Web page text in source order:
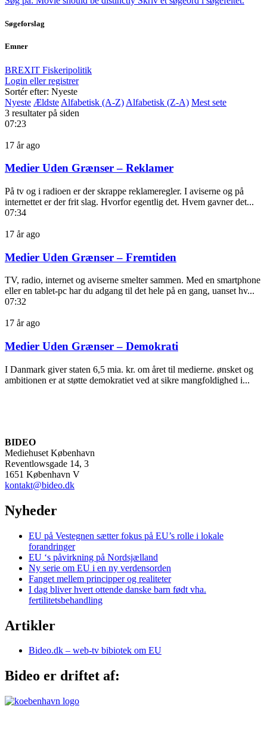
Søgeforslag
Emner
BREXIT Fiskeripolitik
Login eller registrer
Sortér efter: Nyeste
Nyeste Ældste Alfabetisk (A-Z) Alfabetisk (Z-A) Mest sete
3 resultater på siden
07:23
17 år ago
Medier Uden Grænser – Reklamer
På tv og i radioen er der skrappe reklameregler. I aviserne og på
internettet er der frit slag. Hvorfor egentlig det. Hvem gavner det...
07:34
17 år ago
Medier Uden Grænser – Fremtiden
TV, radio, internet og aviserne smelter sammen. Med en smartphone
eller en tablet-pc har du adgang til det hele på en gang, uanset hv...
07:32
17 år ago
Medier Uden Grænser – Demokrati
I Danmark giver staten 6,5 mia. kr. om året til medierne. ønsket og
ambitionen er at støtte demokratiet ved at sikre mangfoldighed i...
BIDEO
Mediehuset København
Reventlowsgade 14, 3
1651 København V
kontakt@bideo.dk
Nyheder
EU på Vestegnen sætter fokus på EU’s rolle i lokale
forandringer
EU ‘s påvirkning på Nordsjælland
Ny serie om EU i en ny verdensorden
Fanget mellem principper og realiteter
I dag bliver hvert ottende danske barn født vha.
fertilitetsbehandling
Artikler
Bideo.dk – web-tv bibiotek om EU
Bideo er driftet af: